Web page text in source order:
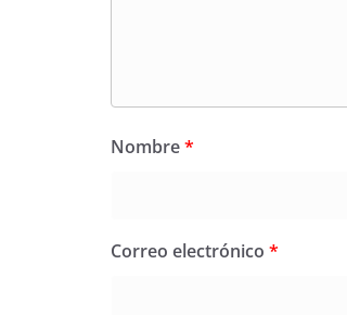
Nombre*
Correo electrónico *